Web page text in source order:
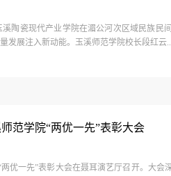
陶瓷现代产业学院在湄公河次区域民族民
发展注入新动能。玉溪师范学院校长段红云
范学院“两优一先”表彰大会
优一先”表彰大会在聂耳演艺厅召开。大